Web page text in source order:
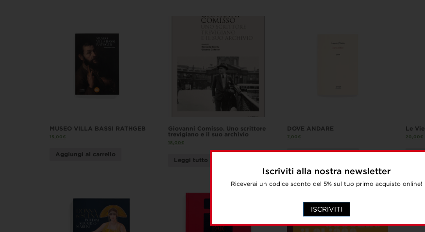
Iscriviti alla nostra newsletter
Riceverai un codice sconto del 5% sul tuo primo acquisto online!
ISCRIVITI
MUSEO VILLA BASSI RATHGEB
15,00€
Aggiungi al carrello
Giovanni Comisso. Uno scrittore
trevigiano e il suo archivio
18,00€
Leggi tutto
DOVE ANDARE
7,00€
Aggiungi al carrello
Le
20,00€